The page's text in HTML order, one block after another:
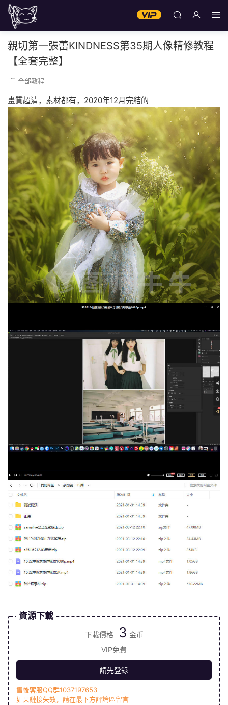
親切第一張蕾KINDNESS第35期人像精修教程
【全套完整】
全部教程
畫質超清，素材都有，2020年12月完結的
資源下載
下載價格 3 金币
VIP免費
請先登錄
售後客服QQ群1037197653
如果鏈接失效，請在最下方評論區留言